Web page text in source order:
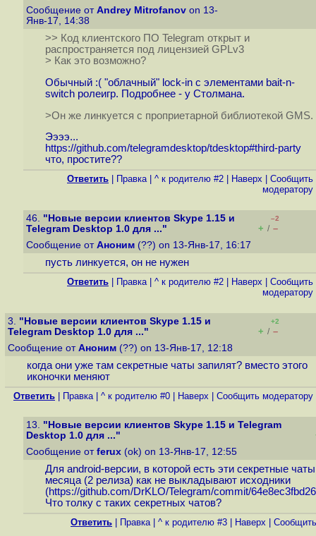
Сообщение от Andrey Mitrofanov on 13-
Янв-17, 14:38
>> Код клиентского ПО Telegram открыт и
распространяется под лицензией GPLv3
> Как это возможно?
Обычный :( "облачный" lock-in с элементами bait-n-
switch ролеигр. Подробнее - у Столмана.
>Он же линкуется с проприетарной библиотекой GMS.
Ээээ...
https://github.com/telegramdesktop/tdesktop#third-party
что, простите??
Ответить Правка| ^ к родителю #2 Наверх
Cообщить
модератору
46. "Новые версии клиентов Skype 1.15 и
Telegram Desktop 1.0 для ..."
–2
+ / –
Сообщение от Аноним (??) on 13-Янв-17, 16:17
пусть линкуется, он не нужен
Ответить Правка| ^ к родителю #2 Наверх
Cообщить
модератору
3. "Новые версии клиентов Skype 1.15 и
Telegram Desktop 1.0 для ..."
+2
+ / –
Сообщение от Аноним (??) on 13-Янв-17, 12:18
когда они уже там секретные чаты запилят? вместо этого
иконочки меняют
Ответить Правка| ^ к родителю #0 Наверх Cообщить модератору
13. "Новые версии клиентов Skype 1.15 и Telegram
Desktop 1.0 для ..."
Сообщение от ferux (ok) on 13-Янв-17, 12:55
Для android-версии, в которой есть эти секретные
месяца (2 релиза) как не выкладывают исходники
(https://github.com/DrKLO/Telegram/commit/
Что толку с таких секретных чатов?
Ответить Правка| ^ к родителю #3 Наверх